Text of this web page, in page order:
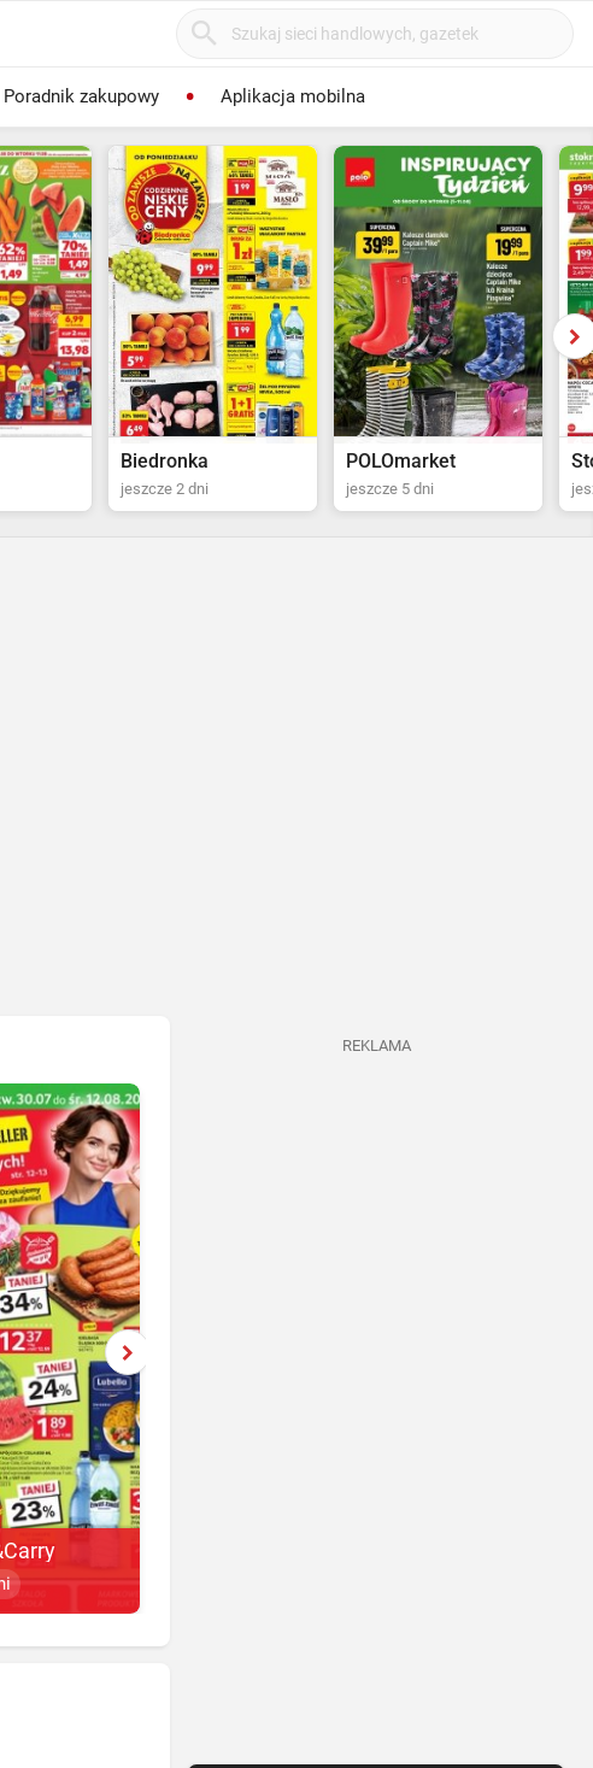
Poradnik zakupowy Aplikacja mobilna
POLOmarket
jeszcze 5 dni jeszcze 6 dni
REKLAMA